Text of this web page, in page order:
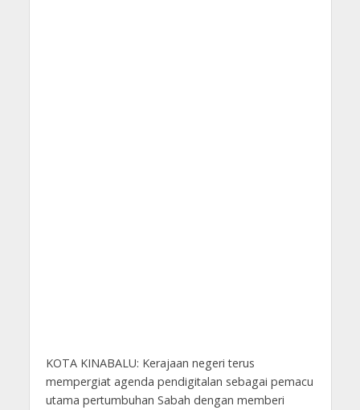
KOTA KINABALU: Kerajaan negeri terus
mempergiat agenda pendigitalan sebagai pemacu
utama pertumbuhan Sabah dengan memberi